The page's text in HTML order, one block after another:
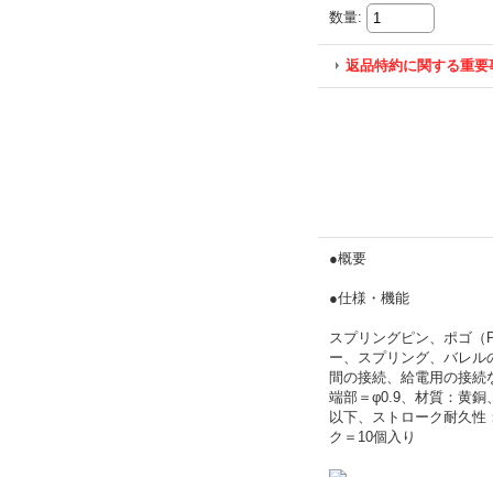
数量:
返品特約に関する重要
●概要
●仕様・機能
スプリングピン、ポゴ
ー、スプリング、バレ
間の接続、給電用の接
端部＝φ0.9、材質：黄銅
以下、ストローク耐久
ク＝10個入り